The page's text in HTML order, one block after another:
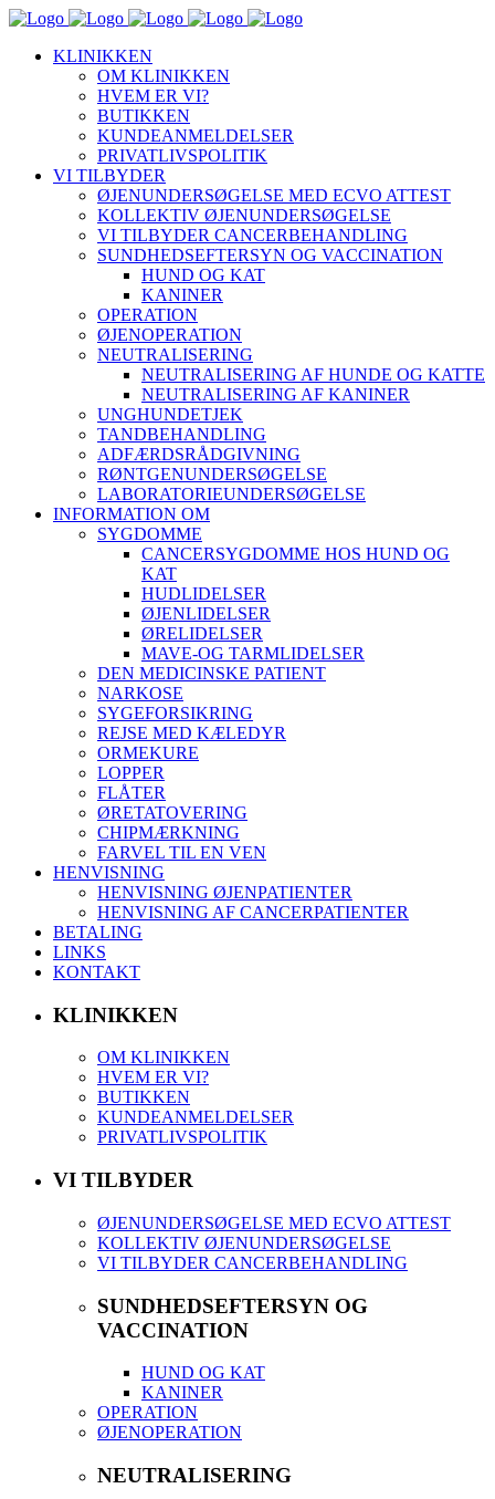
KLINIKKEN
OM KLINIKKEN
HVEM ER VI?
BUTIKKEN
KUNDEANMELDELSER
PRIVATLIVSPOLITIK
VI TILBYDER
ØJENUNDERSØGELSE MED ECVO ATTEST
KOLLEKTIV ØJENUNDERSØGELSE
VI TILBYDER CANCERBEHANDLING
SUNDHEDSEFTERSYN OG VACCINATION
HUND OG KAT
KANINER
OPERATION
ØJENOPERATION
NEUTRALISERING
NEUTRALISERING AF HUNDE OG KATTE
NEUTRALISERING AF KANINER
UNGHUNDETJEK
TANDBEHANDLING
ADFÆRDSRÅDGIVNING
RØNTGENUNDERSØGELSE
LABORATORIEUNDERSØGELSE
INFORMATION OM
SYGDOMME
CANCERSYGDOMME HOS HUND OG
KAT
HUDLIDELSER
ØJENLIDELSER
ØRELIDELSER
MAVE-OG TARMLIDELSER
DEN MEDICINSKE PATIENT
NARKOSE
SYGEFORSIKRING
REJSE MED KÆLEDYR
ORMEKURE
LOPPER
FLÅTER
ØRETATOVERING
CHIPMÆRKNING
FARVEL TIL EN VEN
HENVISNING
HENVISNING ØJENPATIENTER
HENVISNING AF CANCERPATIENTER
BETALING
LINKS
KONTAKT
KLINIKKEN
OM KLINIKKEN
HVEM ER VI?
BUTIKKEN
KUNDEANMELDELSER
PRIVATLIVSPOLITIK
VI TILBYDER
ØJENUNDERSØGELSE MED ECVO ATTEST
KOLLEKTIV ØJENUNDERSØGELSE
VI TILBYDER CANCERBEHANDLING
SUNDHEDSEFTERSYN OG
VACCINATION
HUND OG KAT
KANINER
OPERATION
ØJENOPERATION
NEUTRALISERING